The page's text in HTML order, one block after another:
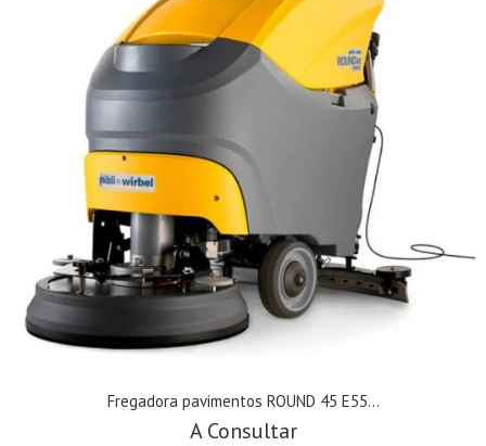
Fregadora pavimentos ROUND 45 E55...
A Consultar